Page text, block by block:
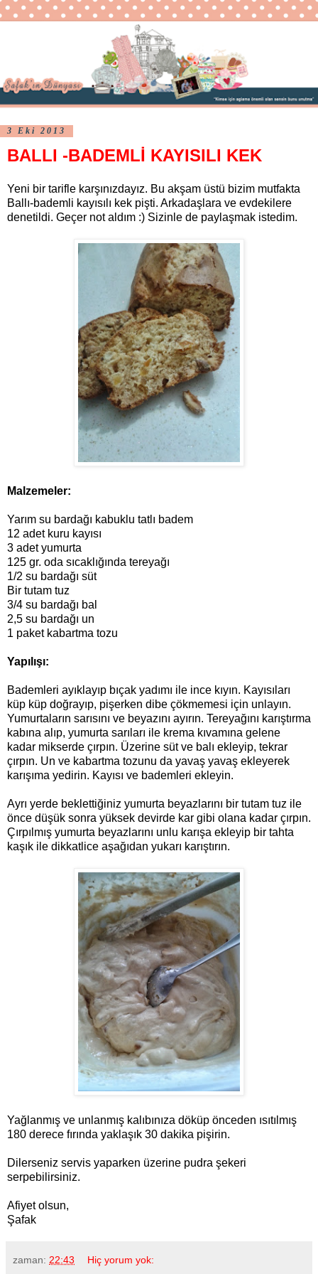
3 Eki 2013
BALLI -BADEMLİ KAYISILI KEK
Yeni bir tarifle karşınızdayız. Bu akşam üstü bizim mutfakta
Ballı-bademli kayısılı kek pişti. Arkadaşlara ve evdekilere
denetildi. Geçer not aldım :) Sizinle de paylaşmak istedim.
Malzemeler:
Yarım su bardağı kabuklu tatlı badem
12 adet kuru kayısı
3 adet yumurta
125 gr. oda sıcaklığında tereyağı
1/2 su bardağı süt
Bir tutam tuz
3/4 su bardağı bal
2,5 su bardağı un
1 paket kabartma tozu
Yapılışı:
Bademleri ayıklayıp bıçak yadımı ile ince kıyın. Kayısıları
küp küp doğrayıp, pişerken dibe çökmemesi için unlayın.
Yumurtaların sarısını ve beyazını ayırın. Tereyağını karıştırma
kabına alıp, yumurta sarıları ile krema kıvamına gelene
kadar mikserde çırpın. Üzerine süt ve balı ekleyip, tekrar
çırpın. Un ve kabartma tozunu da yavaş yavaş ekleyerek
karışıma yedirin. Kayısı ve bademleri ekleyin.
Ayrı yerde beklettiğiniz yumurta beyazlarını bir tutam tuz ile
önce düşük sonra yüksek devirde kar gibi olana kadar çırpın.
Çırpılmış yumurta beyazlarını unlu karışa ekleyip bir tahta
kaşık ile dikkatlice aşağıdan yukarı karıştırın.
Yağlanmış ve unlanmış kalıbınıza döküp önceden ısıtılmış
180 derece fırında yaklaşık 30 dakika pişirin.
Dilerseniz servis yaparken üzerine pudra şekeri
serpebilirsiniz.
Afiyet olsun,
Şafak
zaman: 22:43 Hiç yorum yok: